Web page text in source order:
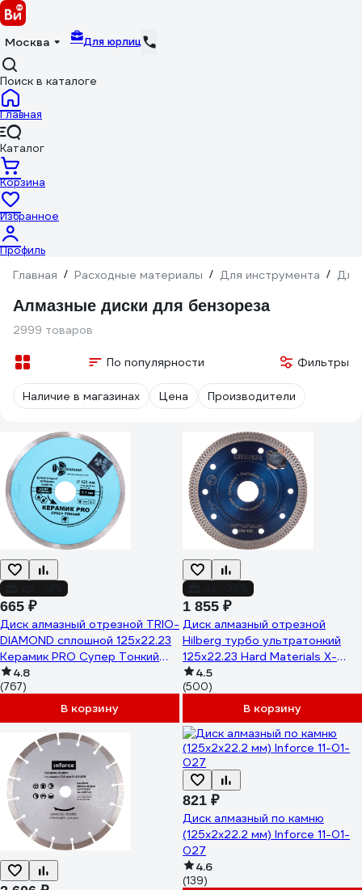
Москва Для юрлиц
Поиск в каталоге
Главная
Каталог
Корзина
Избранное
Профиль
Главная / Расходные материалы / Для инструмента / Для
Алмазные диски для бензореза
2999 товаров
По популярности Фильтры
Наличие в магазинах Цена Производители
665 ₽
Диск алмазный отрезной TRIO-
DIAMOND сплошной 125x22.23
Керамик PRO Супер Тонкий
370125
4.8
(767)
В корзину
1 855 ₽
Диск алмазный отрезной
Hilberg турбо ультратонкий
125x22.23 Hard Materials X-
type HM402
4.5
(500)
В корзину
821 ₽
Диск алмазный по камню
(125х2x22.2 мм) Inforce 11-01-
027
4.6
(139)